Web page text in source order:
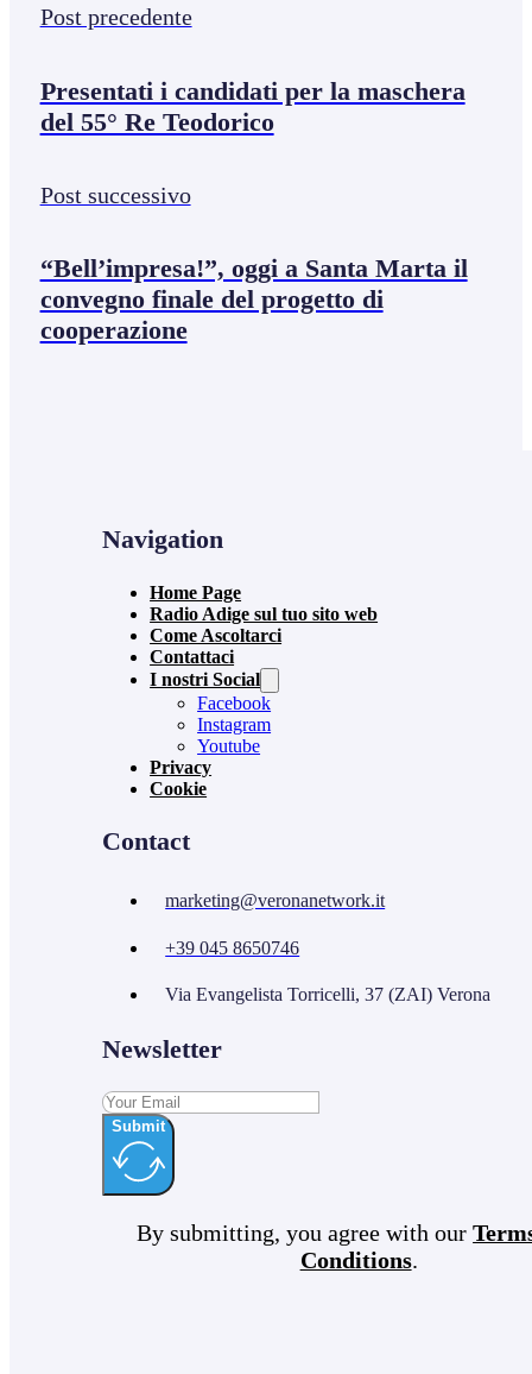
Post precedente
Presentati i candidati per la maschera
del 55° Re Teodorico
Post successivo
“Bell’impresa!”, oggi a Santa Marta il
convegno finale del progetto di
cooperazione
Navigation
Home Page
Radio Adige sul tuo sito web
Come Ascoltarci
Contattaci
I nostri Social
Facebook
Instagram
Youtube
Privacy
Cookie
Contact
marketing@veronanetwork.it
+39 045 8650746
Via Evangelista Torricelli, 37 (ZAI) Verona
Newsletter
Submit
By submitting, you agree with our
Conditions.